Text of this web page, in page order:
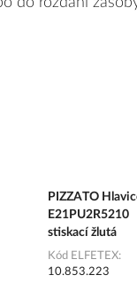
PIZZATO
E21PU2R5210
stiskací žlutá
Kód ELFETEX
10.853.223